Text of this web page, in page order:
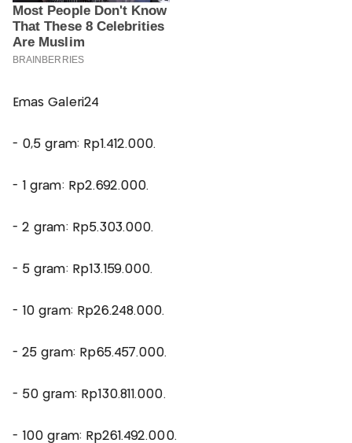
Emas Galeri24
- 0,5 gram: Rp1.412.000.
- 1 gram: Rp2.692.000.
- 2 gram: Rp5.303.000.
- 5 gram: Rp13.159.000.
- 10 gram: Rp26.248.000.
- 25 gram: Rp65.457.000.
- 50 gram: Rp130.811.000.
- 100 gram: Rp261.492.000.